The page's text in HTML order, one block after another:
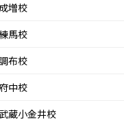
増校
馬校
布校
中校
武蔵小金井校